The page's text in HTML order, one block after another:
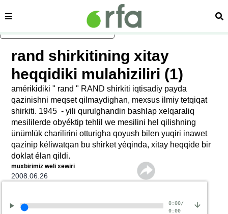
asasliq mezmungha atlang
sehipe
rand shirkitining xitay
heqqidiki mulahiziliri (1)
amérikidiki " rand " RAND shirkiti iqtisadiy payda
qazinishni meqset qilmaydighan, mexsus ilmiy tetqiqat
shirkiti. 1945 ‏ - yili qurulghandin bashlap xelqaraliq
mesililerde obyéktip tehlil we mesilini hel qilishning
ünümlük charilirini otturigha qoyush bilen yuqiri inawet
qazinip kéliwatqan bu shirket yéqinda, xitay heqqide bir
doklat élan qildi.
muxbirimiz weli xewiri
2008.06.26
0:00/
0:00